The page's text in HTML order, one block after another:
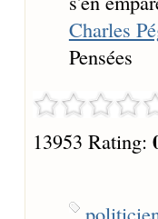
Charles
Pensées
13953 Rating: